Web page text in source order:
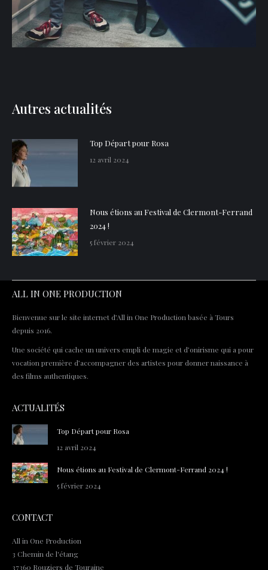
Autres actualités
Top Départ pour Rosa
12 avril 2024
Nous étions au Festival de Clermont-Ferrand
2024 !
5 février 2024
ALL IN ONE PRODUCTION
Bienvenue sur le site internet d’All in One Production basée à Tours
depuis 2016.
Une société qui cache un univers empli de magie et d’onirisme qui a pour
vocation première d’accompagner des artistes pour donner naissance à
des films authentiques.
ACTUALITÉS
Top Départ pour Rosa
12 avril 2024
Nous étions au Festival de Clermont-Ferrand 2024 !
5 février 2024
CONTACT
All in One Production
3 Chemin de l'étang
37360 Rouziers de Touraine